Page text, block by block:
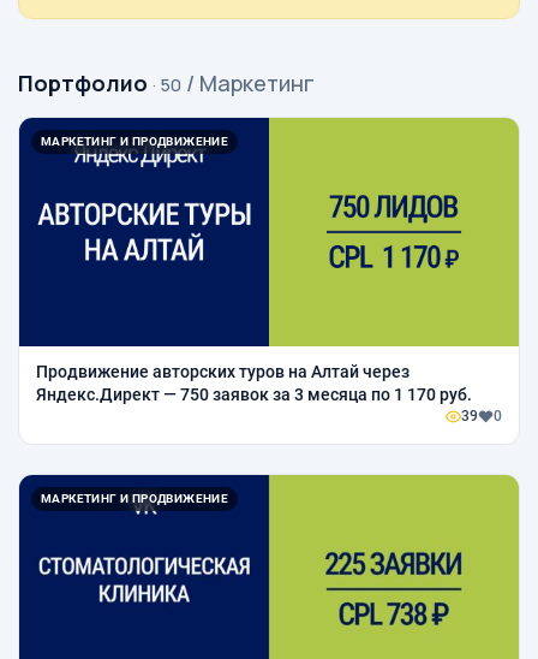
Портфолио · 50 / Маркетинг
МАРКЕТИНГ И ПРОДВИЖЕНИЕ
Продвижение авторских туров на Алтай через
Яндекс.Директ — 750 заявок за 3 месяца по 1 170 руб.
39 0
МАРКЕТИНГ И ПРОДВИЖЕНИЕ